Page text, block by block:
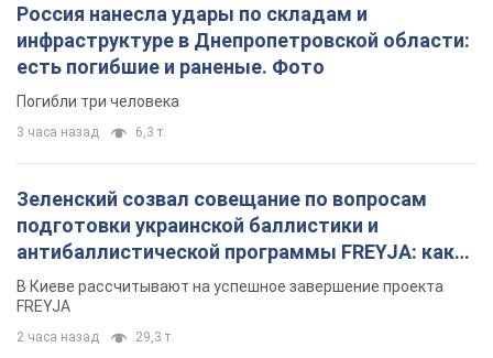
Россия нанесла удары по складам и
инфраструктуре в Днепропетровской области:
есть погибшие и раненые. Фото
Погибли три человека
3 часа назад 6,3 т.
Зеленский созвал совещание по вопросам
подготовки украинской баллистики и
антибаллистической программы FREYJA: какие
решения готовятся
В Киеве рассчитывают на успешное завершение проекта
FREYJA
2 часа назад 29,3 т.